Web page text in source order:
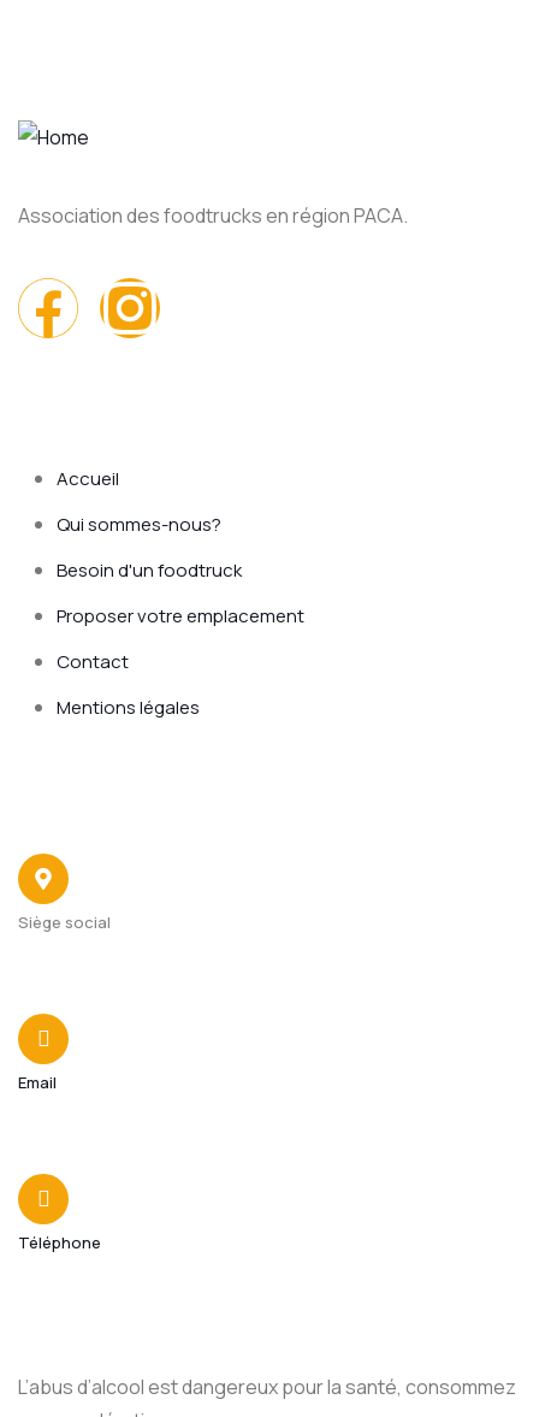
Association des foodtrucks en région PACA.
Accueil
Qui sommes-nous?
Besoin d'un foodtruck
Proposer votre emplacement
Contact
Mentions légales
Siège social
Email
Téléphone
L’abus d’alcool est dangereux pour la santé, consommez